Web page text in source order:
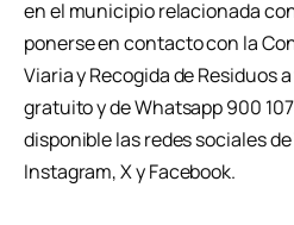
en el municipio relacionada
ponerse en contacto con la
Viaria y Recogida de Residuos
gratuito y de Whatsapp 900
disponible las redes sociales
Instagram, X y Facebook.